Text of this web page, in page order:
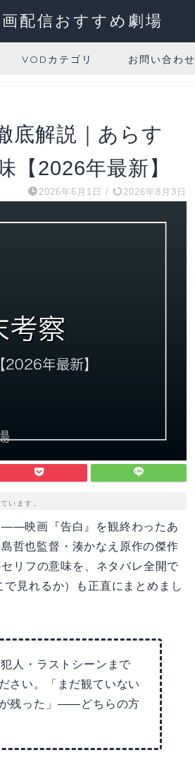
配信おすすめ劇場
VODカテゴリ お問い合わせ
底解説｜あらす
【2026年最新】
2026年6月1日 / 2026年8月3日
います。
——映画『告白』を観終わったあ
哲也監督・湊かなえ原作の傑作
リフの意味を、ネタバレ全開で
見れるか）も正直にまとめまし
人・ラストシーンまで
さい。「まだ観ていない
残った」——どちらの方